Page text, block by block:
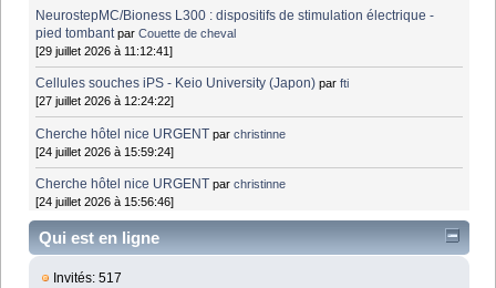
NeurostepMC/Bioness L300 : dispositifs de stimulation électrique -
pied tombant parCouette de cheval
[29 juillet 2026 à 11:12:41]
Cellules souches iPS - Keio University (Japon) parfti
[27 juillet 2026 à 12:24:22]
Cherche hôtel nice URGENT parchristinne
[24 juillet 2026 à 15:59:24]
Cherche hôtel nice URGENT parchristinne
[24 juillet 2026 à 15:56:46]
Qui est en ligne
Invités: 517